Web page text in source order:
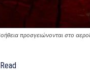
προσγειώνονται στο
Read